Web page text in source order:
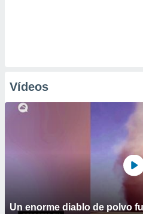
Vídeos
Un enorme diablo de polvo